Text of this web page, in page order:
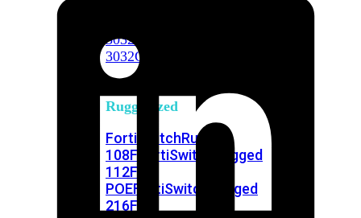
3032E
3032G
Ruggedized
FortiSwitchRugged
108F FortiSwitchRugged
112F-
POEFortiSwitchRugged
216F-